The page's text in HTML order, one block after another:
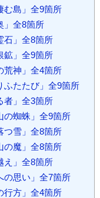
む島」全9箇所
」全8箇所
石」全8箇所
鉱」全9箇所
荒神」全4箇所
ふたたび」全9箇所
者」全3箇所
の蜘蛛」全9箇所
つ雪」全8箇所
の魔」全8箇所
え」全8箇所
の思い」全7箇所
行方」全4箇所